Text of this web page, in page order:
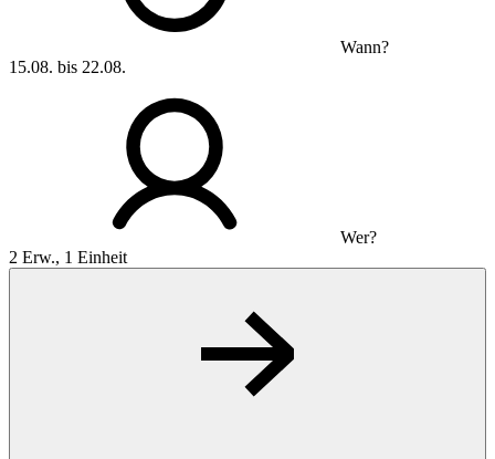
Wann?
15.08. bis 22.08.
Wer?
2 Erw., 1 Einheit